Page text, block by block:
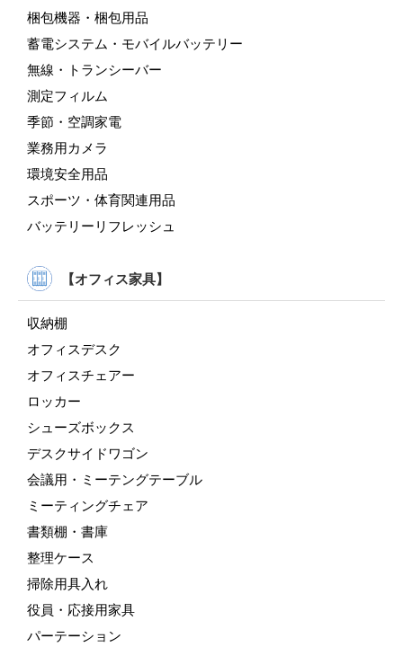
梱包機器・梱包用品
蓄電システム・モバイルバッテリー
無線・トランシーバー
測定フィルム
季節・空調家電
業務用カメラ
環境安全用品
スポーツ・体育関連用品
バッテリーリフレッシュ
【オフィス家具】
収納棚
オフィスデスク
オフィスチェアー
ロッカー
シューズボックス
デスクサイドワゴン
会議用・ミーテングテーブル
ミーティングチェア
書類棚・書庫
整理ケース
掃除用具入れ
役員・応接用家具
パーテーション